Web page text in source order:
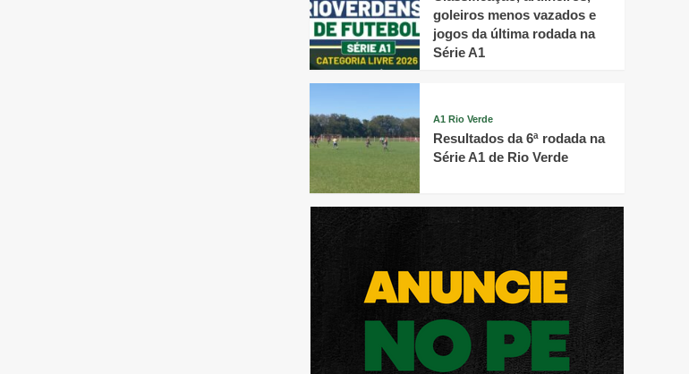
goleiros menos vazados e
jogos da última rodada na
Série A1
A1 Rio Verde
Resultados da 6ª rodada na
Série A1 de Rio Verde